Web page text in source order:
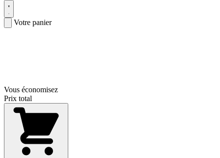
Votre panier
Vous économisez
Prix total